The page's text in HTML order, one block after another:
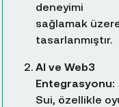
deneyimi
sağlamak
tasarlanmıştır.
AI ve Web3
Entegrasyonu:
Sui, özellikle